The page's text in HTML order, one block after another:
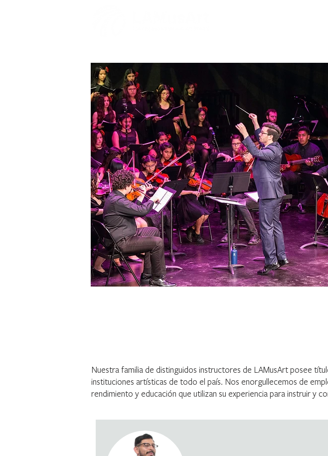
Nuestra familia de distinguidos instructores de LAMusArt posee
instituciones artísticas de todo el país. Nos enorgullecemos de
rendimiento y educación que utilizan su experiencia para instruir y